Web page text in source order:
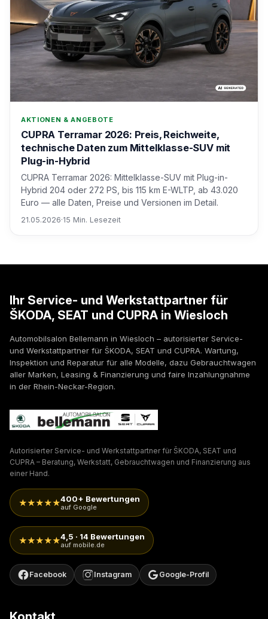
AKTIONEN & ANGEBOTE
CUPRA Terramar 2026: Preis, Reichweite,
technische Daten zum Mittelklasse-SUV mit
Plug-in-Hybrid
CUPRA Terramar 2026: Mittelklasse-SUV mit Plug-in-
Hybrid 204 oder 272 PS, bis 115 km E-WLTP, ab 43.020
Euro — alle Daten, Preise und Versionen im Detail.
21.05.2026·15 Min. Lesezeit
Ihr Service- und Werkstattpartner für
ŠKODA, SEAT und CUPRA in Wiesloch
Automobilsalon Bellemann in Wiesloch – autorisierter Service-
und Werkstattpartner für ŠKODA, SEAT und CUPRA. Wartung,
Inspektion und Reparatur für alle Modelle, dazu Gebrauchtwagen
aller Marken, Leasing & Finanzierung und faire Inzahlungnahme
in der Rhein-Neckar-Region.
Autorisierter Service- und Werkstattpartner für ŠKODA, SEAT und
CUPRA – Beratung, Werkstatt, Gebrauchtwagen und Finanzierung aus
einer Hand.
★★★★★400+ Bewertungen
auf Google
★★★★★4,5 · 14 Bewertungen
auf mobile.de
Facebook Instagram Google-Profil